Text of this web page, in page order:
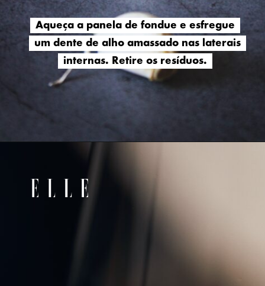
Aqueça a panela de fondue e esfregue
um dente de alho amassado nas laterais
internas. Retire os resíduos.
Aqueça a panela de fondue e esfregue
um dente de alho amassado nas laterais
internas. Retire os resíduos.